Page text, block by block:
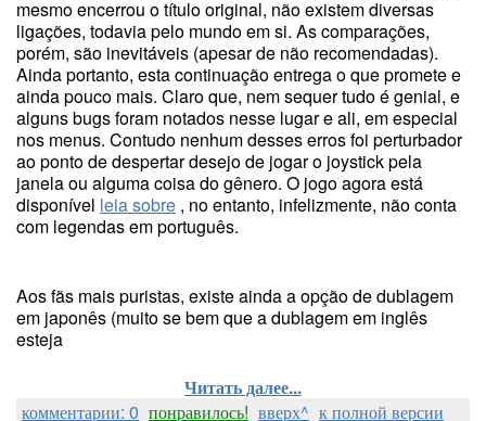
mesmo encerrou o título original, não existem diversas
ligações, todavia pelo mundo em si. As comparações,
porém, são inevitáveis (apesar de não recomendadas).
Ainda portanto, esta continuação entrega o que promete e
ainda pouco mais. Claro que, nem sequer tudo é genial, e
alguns bugs foram notados nesse lugar e ali, em especial
nos menus. Contudo nenhum desses erros foi perturbador
ao ponto de despertar desejo de jogar o joystick pela
janela ou alguma coisa do gênero. O jogo agora está
disponível leia sobre , no entanto, infelizmente, não conta
com legendas em português.
Aos fãs mais puristas, existe ainda a opção de dublagem
em japonês (muito se bem que a dublagem em inglês
esteja
Читать далее...
комментарии: 0 понравилось! вверх^ к полной версии